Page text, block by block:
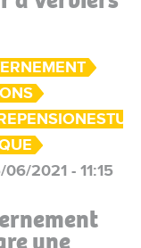
2021 - 11:15
une